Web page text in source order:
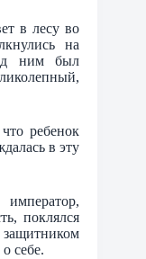
в лесу во
на
ним был
ребенок
в эту
поклялся
себе.